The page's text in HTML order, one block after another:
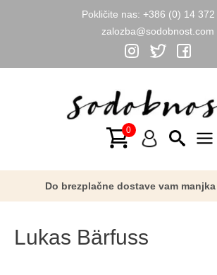
Pokličite nas: +386 (0) 14 372
zalozba@sodobnost.com
Do brezplačne dostave vam
Lukas Bärfuss